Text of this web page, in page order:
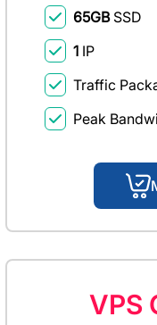
65GBSSD
1 IP
Traffic
Peak
VPS